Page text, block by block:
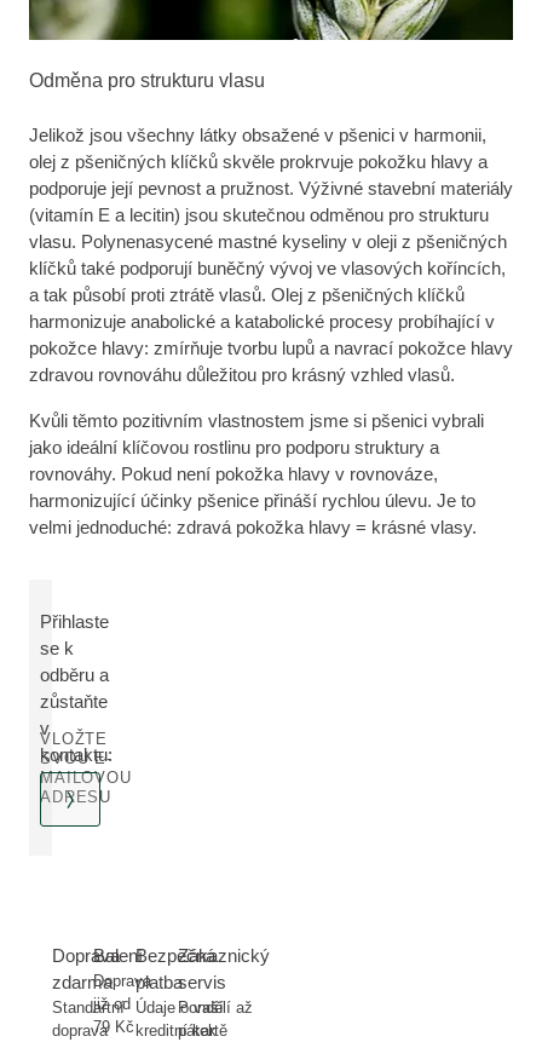
Odměna pro strukturu vlasu
Jelikož jsou všechny látky obsažené v pšenici v harmonii,
olej z pšeničných klíčků skvěle prokrvuje pokožku hlavy a
podporuje její pevnost a pružnost. Výživné stavební materiály
(vitamín E a lecitin) jsou skutečnou odměnou pro strukturu
vlasu. Polynenasycené mastné kyseliny v oleji z pšeničných
klíčků také podporují buněčný vývoj ve vlasových koříncích,
a tak působí proti ztrátě vlasů. Olej z pšeničných klíčků
harmonizuje anabolické a katabolické procesy probíhající v
pokožce hlavy: zmírňuje tvorbu lupů a navrací pokožce hlavy
zdravou rovnováhu důležitou pro krásný vzhled vlasů.
Kvůli těmto pozitivním vlastnostem jsme si pšenici vybrali
jako ideální klíčovou rostlinu pro podporu struktury a
rovnováhy. Pokud není pokožka hlavy v rovnováze,
harmonizující účinky pšenice přináší rychlou úlevu. Je to
velmi jednoduché: zdravá pokožka hlavy = krásné vlasy.
Přihlaste
se k
odběru a
zůstaňte
v
kontaktu:
VLOŽTE
SVOU E-
MAILOVOU
ADRESU
Doprava
zdarma
Standartní
doprava
Balení
Doprava
již od
79 Kč
Bezpečná
platba
Údaje o vaší
kreditní kartě
Zákaznický
servis
Pondělí až
pátek